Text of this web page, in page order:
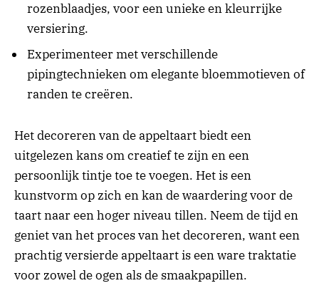
rozenblaadjes, voor een unieke en kleurrijke
versiering.
Experimenteer met verschillende
pipingtechnieken om elegante bloemmotieven of
randen te creëren.
Het decoreren van de appeltaart biedt een
uitgelezen kans om creatief te zijn en een
persoonlijk tintje toe te voegen. Het is een
kunstvorm op zich en kan de waardering voor de
taart naar een hoger niveau tillen. Neem de tijd en
geniet van het proces van het decoreren, want een
prachtig versierde appeltaart is een ware traktatie
voor zowel de ogen als de smaakpapillen.